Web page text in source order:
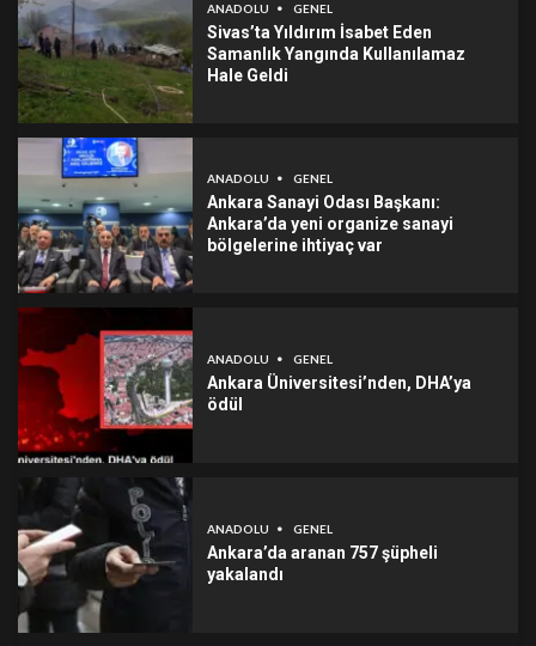
ANADOLU GENEL
Sivas’ta Yıldırım İsabet Eden
Samanlık Yangında Kullanılamaz
Hale Geldi
ANADOLU GENEL
Ankara Sanayi Odası Başkanı:
Ankara’da yeni organize sanayi
bölgelerine ihtiyaç var
ANADOLU GENEL
Ankara Üniversitesi’nden, DHA’ya
ödül
ANADOLU GENEL
Ankara’da aranan 757 şüpheli
yakalandı